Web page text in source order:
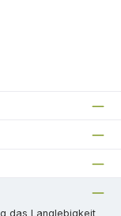
das Langlebigkeit